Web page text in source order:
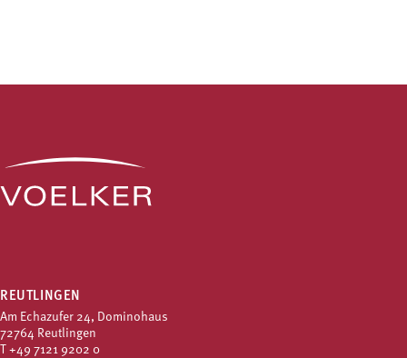
REUTLINGEN
Am Echazufer 24, Dominohaus
72764 Reutlingen
+49 7121 9202 0